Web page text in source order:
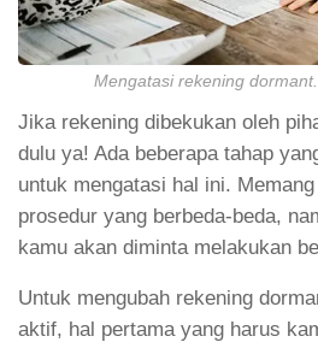
Mengatasi rekening
Jika rekening dibekukan oleh
dulu ya! Ada beberapa tahap
untuk mengatasi hal ini.
prosedur yang berbeda-beda,
kamu akan diminta melakukan
Untuk mengubah rekening
aktif, hal pertama yang harus